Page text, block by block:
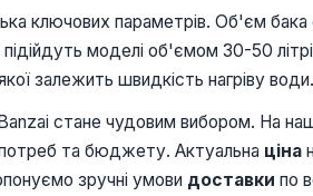
ключових параметрів. Об'єм бака
моделі об'ємом 30-50
залежить швидкість нагріву води.
стане чудовим вибором. На
та бюджету. Актуальна ціна
зручні умови доставки по